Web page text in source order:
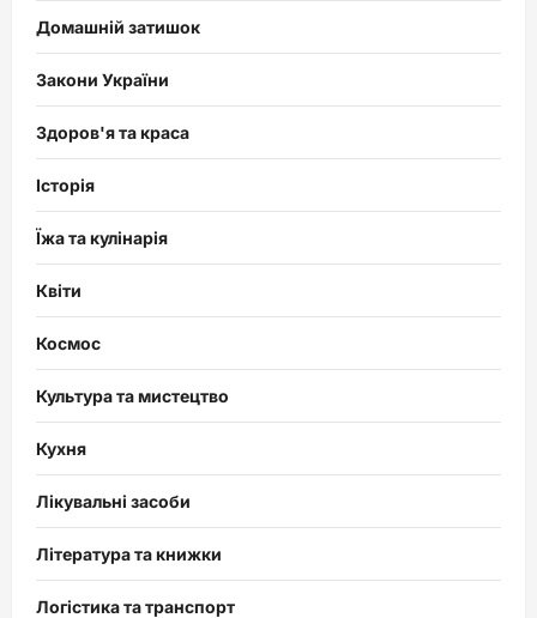
Домашній затишок
Закони України
Здоров'я та краса
Історія
Їжа та кулінарія
Квіти
Космос
Культура та мистецтво
Кухня
Лікувальні засоби
Література та книжки
Логістика та транспорт